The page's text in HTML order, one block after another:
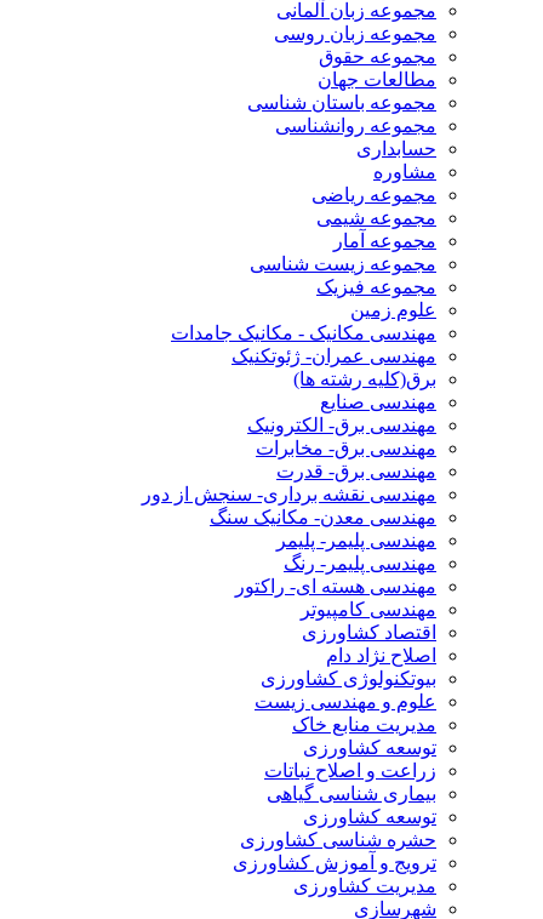
مجموعه زبان آلمانی
مجموعه زبان روسی
مجموعه حقوق
مطالعات جهان
مجموعه باستان شناسی
مجموعه روانشناسی
حسابداری
مشاوره
مجموعه ریاضی
مجموعه شیمی
مجموعه آمار
مجموعه زیست شناسی
مجموعه فیزیک
علوم زمین
مهندسی مکانیک - مکانیک جامدات
مهندسی عمران- ژئوتکنیک
برق(کلیه رشته ها)
مهندسی صنایع
مهندسی برق- الکترونیک
مهندسی برق- مخابرات
مهندسی برق- قدرت
مهندسی نقشه برداری- سنجش از دور
مهندسی معدن- مکانیک سنگ
مهندسی پلیمر- پلیمر
مهندسی پلیمر- رنگ
مهندسی هسته ای- راکتور
مهندسی کامپیوتر
اقتصاد کشاورزی
اصلاح نژاد دام
بیوتکنولوژی کشاورزی
علوم و مهندسی زیست
مدیریت منابع خاک
توسعه کشاورزی
زراعت و اصلاح نباتات
بیماری شناسی گیاهی
توسعه کشاورزی
حشره شناسی کشاورزی
ترویج و آموزش کشاورزی
مدیریت کشاورزی
شهرسازی